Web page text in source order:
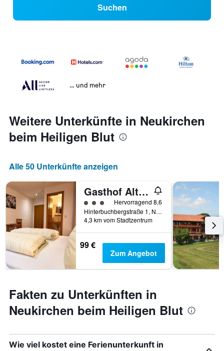
Suchen
… und mehr
Weitere Unterkünfte in Neukirchen
beim Heiligen Blut
Alle 50 Unterkünfte anzeigen
Gasthof Altmann
Bewertungskategorie 3
Hervorragend 8,6
Hinterbuchbergstraße 1, Neukirchen beim Heiligen Blut, Bayern, Deutschland
4,3 km vom Stadtzentrum
99 €
Zum Angebot
Fakten zu Unterkünften in
Neukirchen beim Heiligen Blut
Wie viel kostet eine Ferienunterkunft in